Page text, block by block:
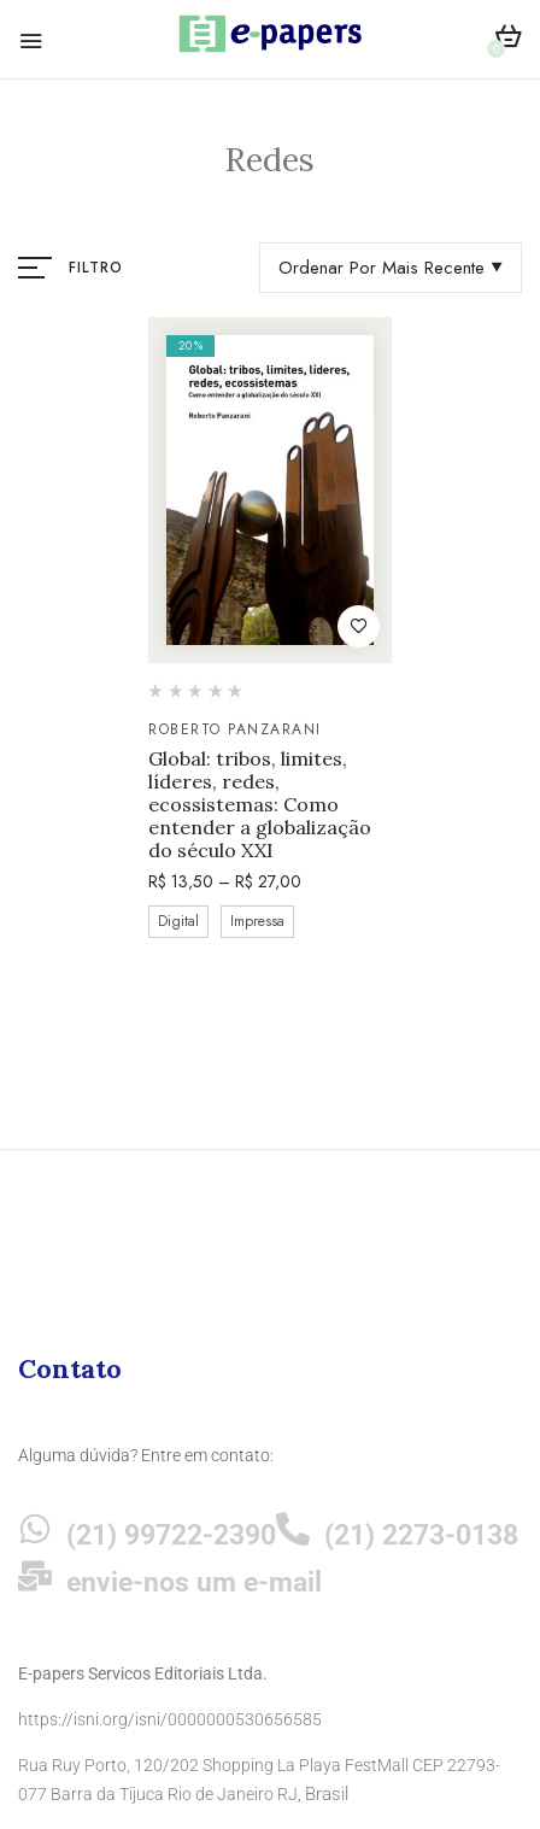
0
Redes
FILTRO Ordenar Por Mais Recente
20%
ROBERTO PANZARANI
Global: tribos, limites,
líderes, redes,
ecossistemas: Como
entender a globalização
do século XXI
R$ 13,50 – R$ 27,00
Digital Impressa
Contato
Alguma dúvida? Entre em contato:
(21) 99722-2390
(21) 2273-0138
envie-nos um e-mail
E-papers Servicos Editoriais Ltda.
https://isni.org/isni/0000000530656585
Rua Ruy Porto, 120/202 Shopping La Playa FestMall CEP 22793-
077 Barra da Tijuca Rio de Janeiro RJ, Brasil